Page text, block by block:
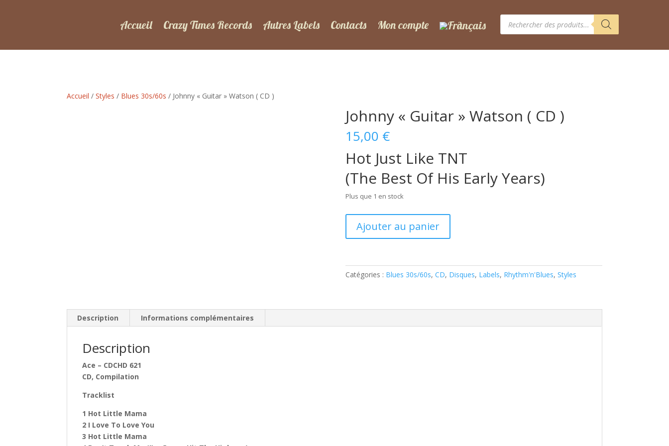
Accueil Crazy Times Records Autres Labels Contacts Mon compte
Recherche
produits
Accueil /Styles / Blues 30s/60s / Johnny « Guitar » Watson ( CD )
Johnny « Guitar » Watson ( CD )
15,00 €
Hot Just Like TNT
(The Best Of His Early Years)
Plus que 1 en stock
Johnny
Watson
(
Ajouter au panier
Catégories : Blues 30s/60s, CD, Disques, Labels, Rhythm'n'Blues, Styles
Description Informations complémentaires
Description
Ace ‎– CDCHD 621
CD, Compilation
Tracklist
1 Hot Little Mama
2 I Love To Love You
3 Hot Little Mama